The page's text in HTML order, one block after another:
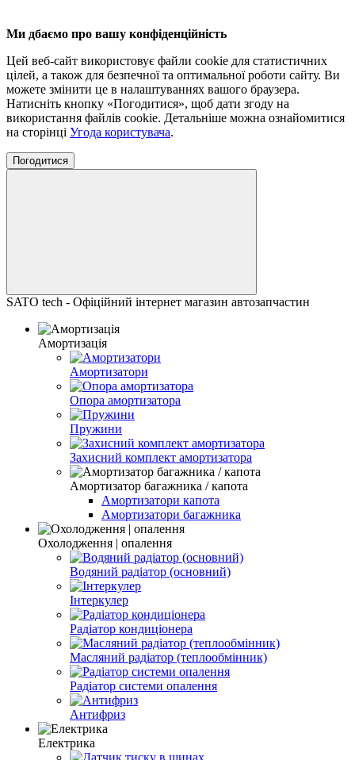
Ми дбаємо про вашу конфіденційність
Цей веб-сайт використовує файли cookie для статистичних
цілей, а також для безпечної та оптимальної роботи сайту. Ви
можете змінити це в налаштуваннях вашого браузера.
Натисніть кнопку «Погодитися», щоб дати згоду на
використання файлів cookie. Детальніше можна ознайомитися
на сторінці Угода користувача.
Погодитися
SATO tech - Офіційний інтернет магазин автозапчастин
Амортизація
Амортизатори
Опора амортизатора
Пружини
Захисний комплект амортизатора
Амортизатор багажника / капота
Амортизатори капота
Амортизатори багажника
Охолодження | опалення
Водяний радіатор (основний)
Інтеркулер
Радіатор кондиціонера
Масляний радіатор (теплообмінник)
Радіатор системи опалення
Антифриз
Електрика